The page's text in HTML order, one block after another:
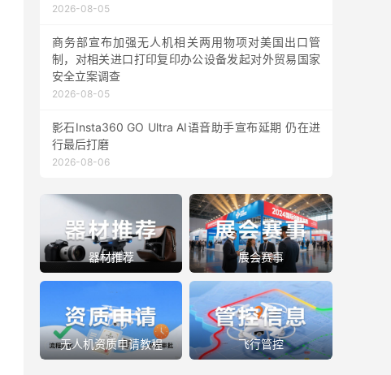
2026-08-05
商务部宣布加强无人机相关两用物项对美国出口管
制，对相关进口打印复印办公设备发起对外贸易国家
安全立案调查
2026-08-05
影石Insta360 GO Ultra AI语音助手宣布延期 仍在进
行最后打磨
2026-08-06
器材推荐 展会赛事
无人机资质申请教程 飞行管控